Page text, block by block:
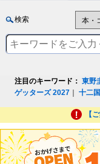
検索
注目のキーワード： 東野
ゲッターズ 2027 ｜十二
【